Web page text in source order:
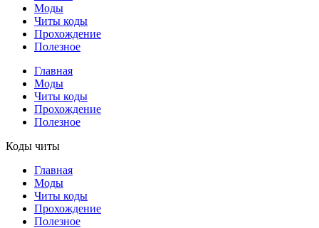
Моды
Читы коды
Прохождение
Полезное
Главная
Моды
Читы коды
Прохождение
Полезное
Коды читы
Главная
Моды
Читы коды
Прохождение
Полезное